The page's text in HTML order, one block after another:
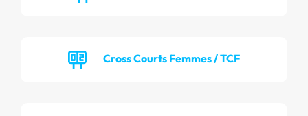
Cross Courts Femmes / TCF